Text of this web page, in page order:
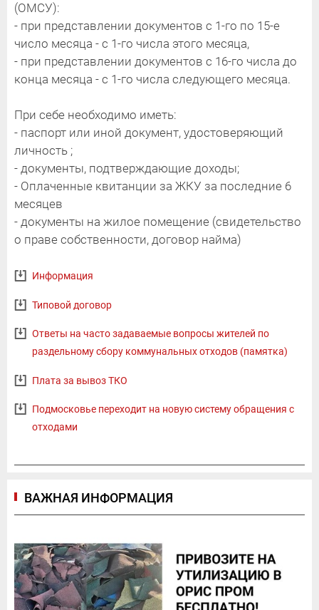
(ОМСУ):
- при представлении документов с 1-го по 15-е
число месяца - с 1-го числа этого месяца,
- при представлении документов с 16-го числа до
конца месяца - с 1-го числа следующего месяца.
При себе необходимо иметь:
- паспорт или иной документ, удостоверяющий
личность ;
- документы, подтверждающие доходы;
- Оплаченные квитанции за ЖКУ за последние 6
месяцев
- документы на жилое помещение (свидетельство
о праве собственности, договор найма)
Информация
Типовой договор
Ответы на часто задаваемые вопросы жителей по
раздельному сбору коммунальных отходов (памятка)
Плата за вывоз ТКО
Подмосковье переходит на новую систему обращения с
отходами
ВАЖНАЯ ИНФОРМАЦИЯ